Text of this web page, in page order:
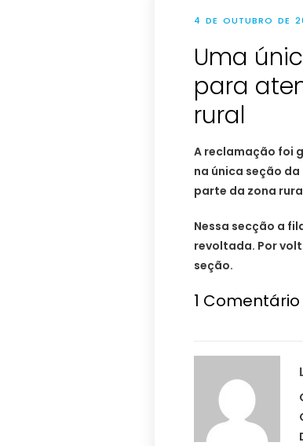
4 DE OUTUBRO DE
Uma
para
rural
A reclamação foi
na única seção
parte da zona
Nessa secção a
revoltada. Por
seção.
1 Comentário